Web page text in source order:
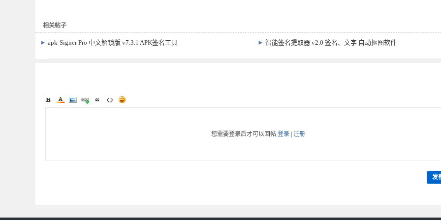
相关帖子
► apk-Signer Pro 中文解锁版 v7.3.1 APK签名工具 ►智能签名提取器 v2.0 签名、文字 自动抠图软件
您需要登录后才可以回帖 登录 注册
发